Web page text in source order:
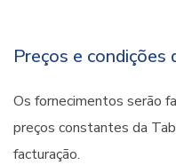
Preços e condições
Os fornecimentos serão
preços constantes da
facturação.